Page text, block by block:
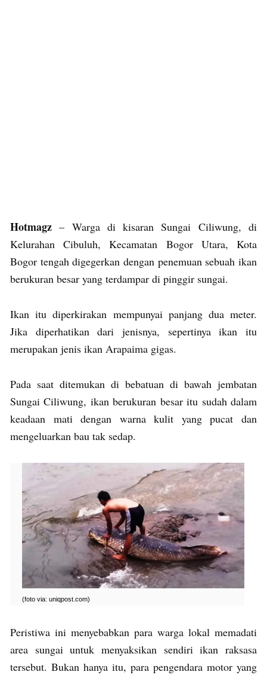
Hotmagz – Warga di kisaran Sungai Ciliwung, di
Kelurahan Cibuluh, Kecamatan Bogor Utara, Kota
Bogor tengah digegerkan dengan penemuan sebuah ikan
berukuran besar yang terdampar di pinggir sungai.
Ikan itu diperkirakan mempunyai panjang dua meter.
Jika diperhatikan dari jenisnya, sepertinya ikan itu
merupakan jenis ikan Arapaima gigas.
Pada saat ditemukan di bebatuan di bawah jembatan
Sungai Ciliwung, ikan berukuran besar itu sudah dalam
keadaan mati dengan warna kulit yang pucat dan
mengeluarkan bau tak sedap.
(foto via: uniqpost.com)
Peristiwa ini menyebabkan para warga lokal memadati
area sungai untuk menyaksikan sendiri ikan raksasa
tersebut. Bukan hanya itu, para pengendara motor yang